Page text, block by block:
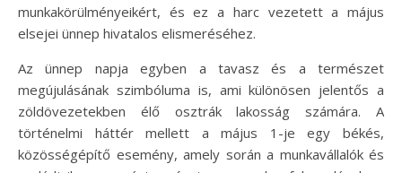
munkakörülményeikért, és ez a harc vezetett a május
elsejei ünnep hivatalos elismeréséhez.
Az ünnep napja egyben a tavasz és a természet
megújulásának szimbóluma is, ami különösen jelentős a
zöldövezetekben élő osztrák lakosság számára. A
történelmi háttér mellett a május 1-je egy békés,
közösségépítő esemény, amely során a munkavállalók és